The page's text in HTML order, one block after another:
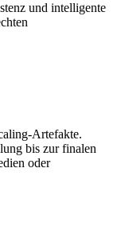
und intelligente
Artefakte.
bis zur finalen
oder